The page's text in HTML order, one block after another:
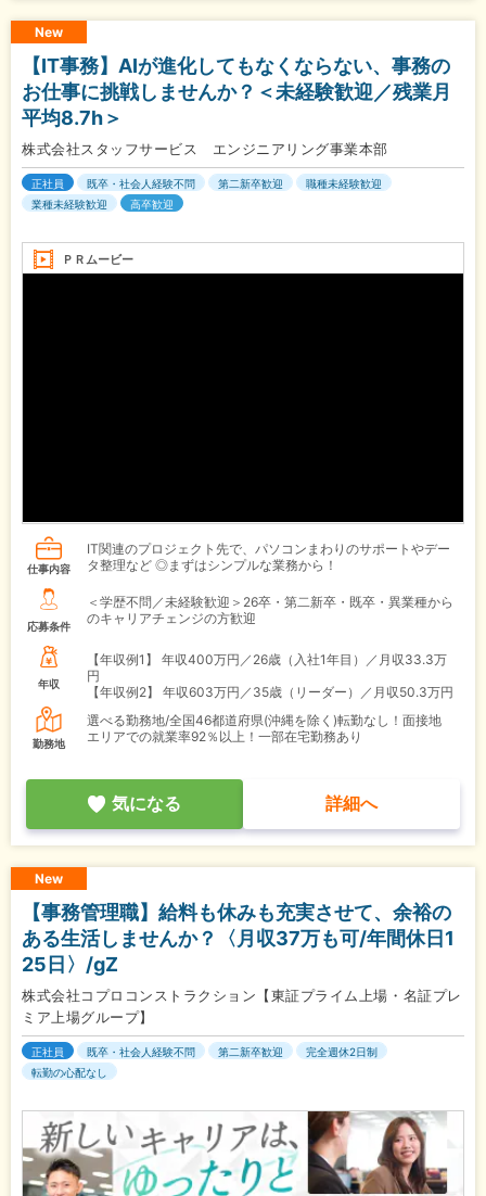
New
【IT事務】AIが進化してもなくならない、事務の
お仕事に挑戦しませんか？＜未経験歓迎／残業月
平均8.7h＞
株式会社スタッフサービス エンジニアリング事業本部
正社員 既卒・社会人経験不問 第二新卒歓迎
職種未経験歓迎
業種未経験歓迎
高卒歓迎
ＰＲムービー
仕事内容
IT関連のプロジェクト先で、パソコンまわりのサポートやデー
タ整理など ◎まずはシンプルな業務から！
応募条件
＜学歴不問／未経験歓迎＞26卒・第二新卒・既卒・異業種から
のキャリアチェンジの方歓迎
年収
【年収例1】
年収400万円／26歳（入社1年目）／月収33.3万
円
【年収例2】
年収603万円／35歳（リーダー）／月収50.3万円
勤務地
選べる勤務地/全国46都道府県(沖縄を除く)転勤なし！面接地
エリアでの就業率92％以上！一部在宅勤務あり
気になる 詳細へ
New
【事務管理職】給料も休みも充実させて、余裕の
ある生活しませんか？〈月収37万も可/年間休日1
25日〉/gZ
株式会社コプロコンストラクション【東証プライム上場・名証プレ
ミア上場グループ】
正社員 既卒・社会人経験不問 第二新卒歓迎
完全週休2日制
転勤の心配なし